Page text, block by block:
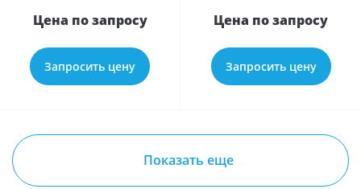
Цена по запросу
Запросить цену
Цена по запросу
Запросить цену
Показать еще